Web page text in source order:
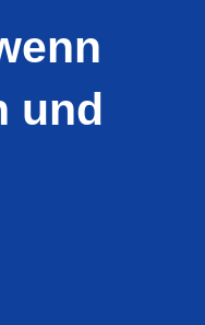
und